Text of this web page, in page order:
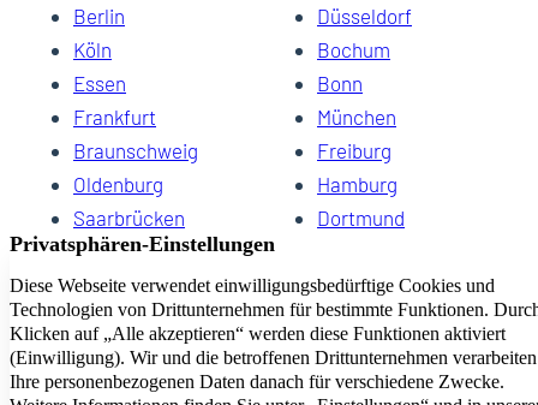
Berlin
Düsseldorf
Köln
Bochum
Essen
Bonn
Frankfurt
München
Braunschweig
Freiburg
Oldenburg
Hamburg
Saarbrücken
Dortmund
Hannover
Dresden
Kiel
Wuppertal
Bremen